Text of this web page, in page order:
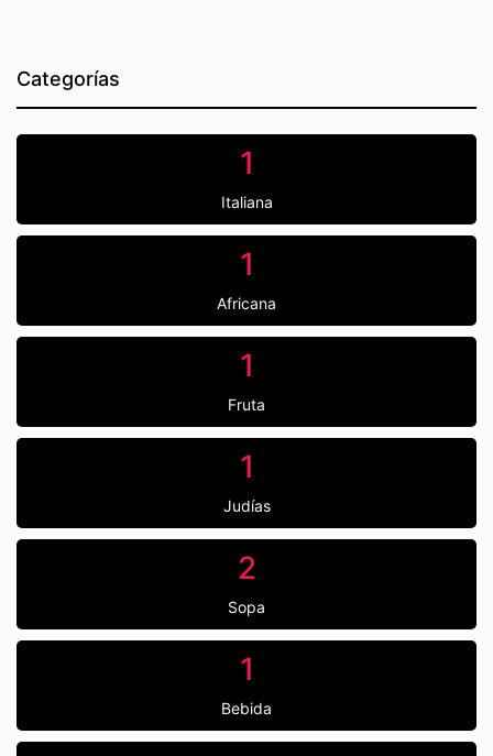
Categorías
1
Italiana
1
Africana
1
Fruta
1
Judías
2
Sopa
1
Bebida